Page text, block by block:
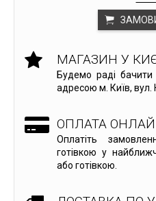
МАГАЗИН У
Будемо раді
адресою м. Київ, вул.
ОПЛАТА
Оплатіть
готівкою у
або готівкою.